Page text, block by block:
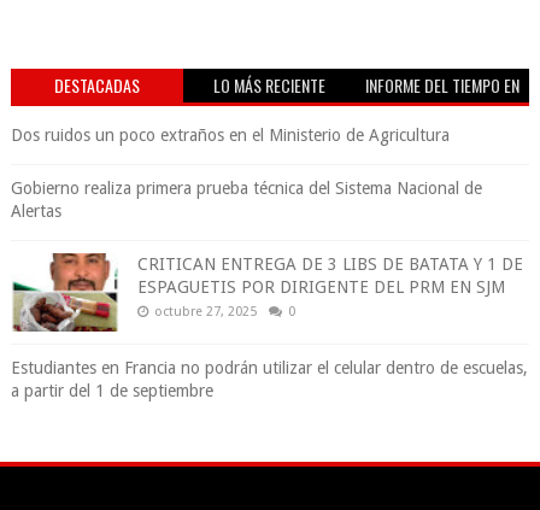
DESTACADAS LO MÁS RECIENTE
INFORME DEL TIEMPO EN
Dos ruidos un poco extraños en el Ministerio de Agricultura
Gobierno realiza primera prueba técnica del Sistema Nacional de
Alertas
CRITICAN ENTREGA DE 3 LIBS DE BATATA Y 1 DE
ESPAGUETIS POR DIRIGENTE DEL PRM EN SJM
octubre 27, 2025 0
Estudiantes en Francia no podrán utilizar el celular dentro de escuelas,
a partir del 1 de septiembre